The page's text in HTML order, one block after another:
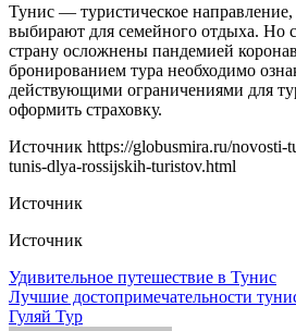
Тунис — туристическое направление,
выбирают для семейного отдыха. Но
страну осложнены пандемией
бронированием тура необходимо
действующими ограничениями для
оформить страховку.
Источник https://globusmira.ru/novosti-
tunis-dlya-rossijskih-turistov.html
Источник
Источник
Навигация
по
Удивительное путешествие в Тунис
Лучшие достопримечательности
Гуляй Тур